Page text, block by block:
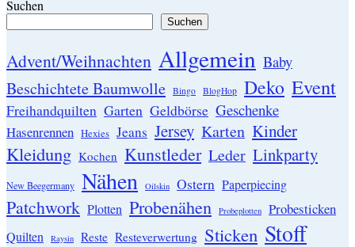
Suchen
Suchen
Advent/Weihnachten Allgemein Baby
Beschichtete Baumwolle Bingo BlogHop Deko Event
Freihandquilten Garten Geldbörse Geschenke
Hasenrennen Hexies Jeans Jersey Karten Kinder
Kleidung Kochen Kunstleder Leder Linkparty
New Beegermany Nähen Oilskin Ostern Paperpiecing
Patchwork Plotten Probenähen Probeplotten Probesticken
Quilten Raysin Reste Resteverwertung Sticken Stoff